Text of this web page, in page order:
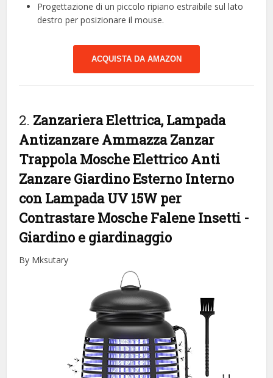
Progettazione di un piccolo ripiano estraibile sul lato
destro per posizionare il mouse.
ACQUISTA DA AMAZON
2. Zanzariera Elettrica, Lampada
Antizanzare Ammazza Zanzar
Trappola Mosche Elettrico Anti
Zanzare Giardino Esterno Interno
con Lampada UV 15W per
Contrastare Mosche Falene Insetti -
Giardino e giardinaggio
By Mksutary